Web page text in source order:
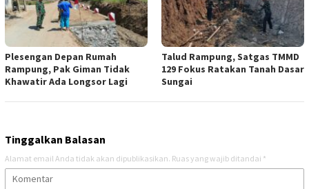
Plesengan Depan Rumah
Rampung, Pak Giman Tidak
Khawatir Ada Longsor Lagi
Talud Rampung, Satgas TMMD
129 Fokus Ratakan Tanah Dasar
Sungai
Tinggalkan Balasan
Alamat email Anda tidak akan dipublikasikan. Ruas yang wajib ditandai *